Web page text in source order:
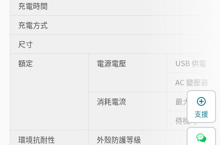
充電時間
充電方式
尺寸
額定
電源電壓
USB 供電
AC 變壓器
消耗電流
最大
待機時
環境抗耐性
外殼防護等級
支援